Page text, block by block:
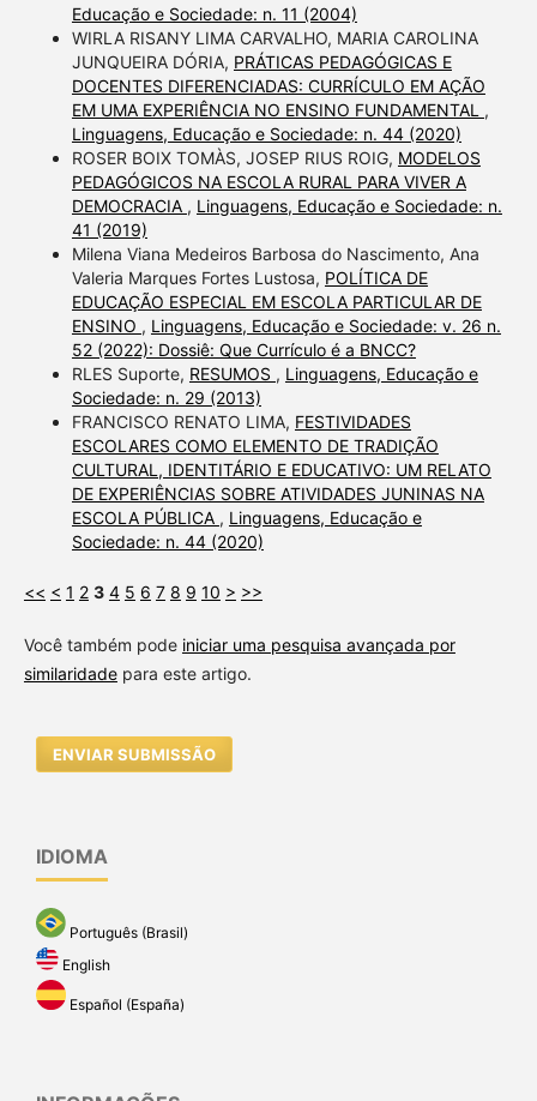
Educação e Sociedade: n. 11 (2004)
WIRLA RISANY LIMA CARVALHO, MARIA CAROLINA
JUNQUEIRA DÓRIA, PRÁTICAS PEDAGÓGICAS E
DOCENTES DIFERENCIADAS: CURRÍCULO EM AÇÃO
EM UMA EXPERIÊNCIA NO ENSINO FUNDAMENTAL ,
Linguagens, Educação e Sociedade: n. 44 (2020)
ROSER BOIX TOMÀS, JOSEP RIUS ROIG, MODELOS
PEDAGÓGICOS NA ESCOLA RURAL PARA VIVER A
DEMOCRACIA , Linguagens, Educação e Sociedade: n.
41 (2019)
Milena Viana Medeiros Barbosa do Nascimento, Ana
Valeria Marques Fortes Lustosa, POLÍTICA DE
EDUCAÇÃO ESPECIAL EM ESCOLA PARTICULAR DE
ENSINO , Linguagens, Educação e Sociedade: v. 26 n.
52 (2022): Dossiê: Que Currículo é a BNCC?
RLES Suporte, RESUMOS , Linguagens, Educação e
Sociedade: n. 29 (2013)
FRANCISCO RENATO LIMA, FESTIVIDADES
ESCOLARES COMO ELEMENTO DE TRADIÇÃO
CULTURAL, IDENTITÁRIO E EDUCATIVO: UM RELATO
DE EXPERIÊNCIAS SOBRE ATIVIDADES JUNINAS NA
ESCOLA PÚBLICA , Linguagens, Educação e
Sociedade: n. 44 (2020)
<< < 1 2 3 4 5 6 7 8 9 10 > >>
Você também pode iniciar uma pesquisa avançada por
similaridadepara este artigo.
ENVIAR SUBMISSÃO
IDIOMA
Português (Brasil)
English
Español (España)